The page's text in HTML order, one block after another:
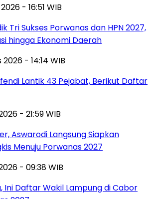
- 16:51 WIB
Tri Sukses Porwanas dan HPN 2027,
hingga Ekonomi Daerah
- 14:14 WIB
Lantik 43 Pejabat, Berikut Daftar
- 21:59 WIB
Aswarodi Langsung Siapkan
Menuju Porwanas 2027
- 09:38 WIB
Ini Daftar Wakil Lampung di Cabor